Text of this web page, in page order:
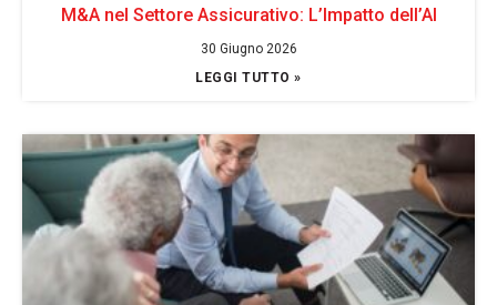
M&A nel Settore Assicurativo: L’Impatto dell’AI
30 Giugno 2026
LEGGI TUTTO »